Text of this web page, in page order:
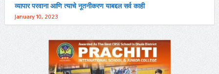
व्यापार परवाना आणि त्याचे नूतनीकरण याबद्दल सर्व काही
January 10, 2023